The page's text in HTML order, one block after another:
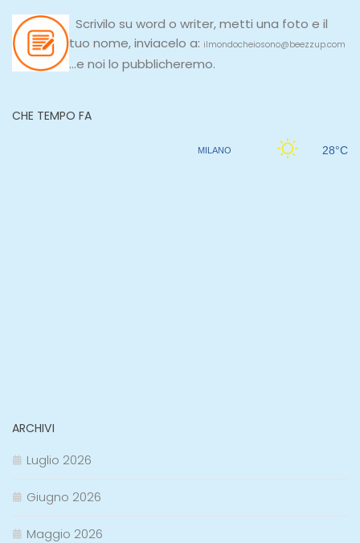
Scrivilo su word o writer, metti una foto e il
tuo nome, inviacelo a: ilmondocheiosono@beezzup.com
...e noi lo pubblicheremo.
CHE TEMPO FA
ARCHIVI
Luglio 2026
Giugno 2026
Maggio 2026